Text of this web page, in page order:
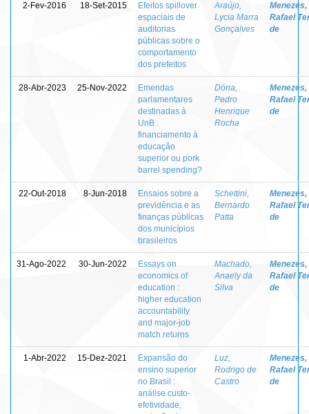
2-Fev-2016 18-Set-2015
Efeitos spillover
espaciais de
auditorias
públicas sobre o
comportamento
dos prefeitos
Araújo,
Lycia Marra
Gonçalves
Menezes,
Rafael
de
28-Abr-2023 25-Nov-2022
Emendas
parlamentares
destinadas à
UnB :
financiamento à
educação
superior ou pork
barrel spending?
Dória,
Pedro
Henrique
Rocha
Menezes,
Rafael
de
22-Out-2018 8-Jun-2018
Ensaios sobre a
previdência e as
finanças públicas
dos municípios
brasileiros
Schettini,
Bernardo
Patta
Menezes,
Rafael
de
31-Ago-2022 30-Jun-2022
Essays on
economics of
education :
higher education
accountability
and major-job
match returns
Machado,
Anaely da
Silva
Menezes,
Rafael
de
1-Abr-2022 15-Dez-2021
Expansão do
ensino superior
no Brasil :
análise custo-
efetividade,
Luz,
Rodrigo de
Castro
Menezes,
Rafael
de